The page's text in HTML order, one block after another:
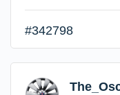
#342798